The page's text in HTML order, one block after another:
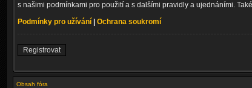
s našimi podmínkami pro použití a s dalšími pravidly a ujednáními.
Podmínky pro užívání | Ochrana soukromí
Registrovat
Obsah fóra